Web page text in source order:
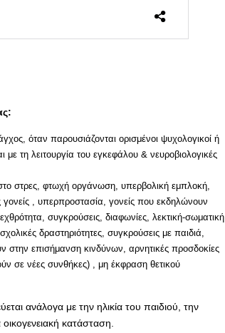
όταν παρουσιάζονται ορισμένοι ψυχολογικοί ή
τη λειτουργία του εγκεφάλου & νευροβιολογικές
στρες, φτωχή οργάνωση, υπερβολική εμπλοκή,
γονείς , υπερπροστασία, γονείς που εκδηλώνουν
συγκρούσεις, διαφωνίες, λεκτική-σωματική
δραστηριότητες, συγκρούσεις με παιδιά,
στην επισήμανση κινδύνων, αρνητικές προσδοκίες
σε νέες συνθήκες) , μη έκφραση θετικού
ανάλογα με την ηλικία του παιδιού, την
κατάσταση.